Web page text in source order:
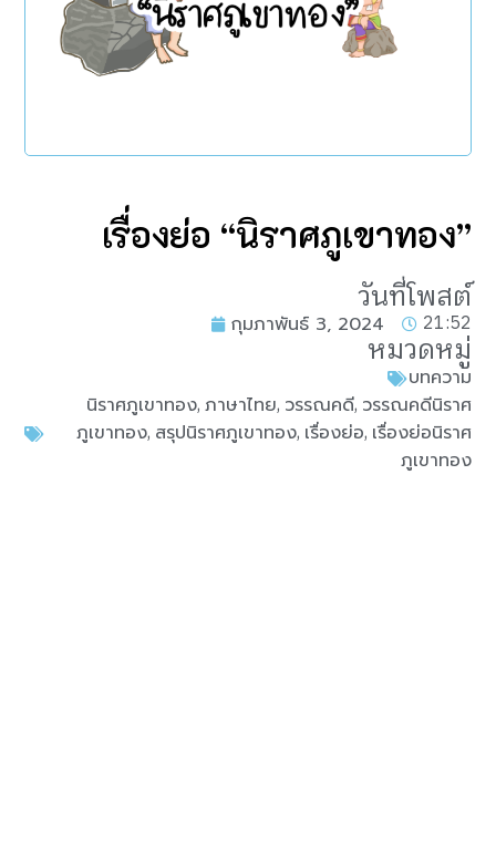
เรื่องย่อ “นิราศภูเขาทอง”
วันที่โพสต์
กุมภาพันธ์ 3, 2024 21:52
หมวดหมู่
บทความ
นิราศภูเขาทอง, ภาษาไทย, วรรณคดี, วรรณคดีนิราศ
ภูเขาทอง, สรุปนิราศภูเขาทอง, เรื่องย่อ, เรื่องย่อนิราศ
ภูเขาทอง